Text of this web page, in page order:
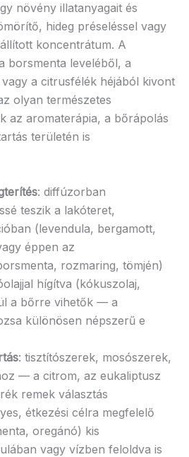
növény illatanyagait és
hideg préseléssel vagy
koncentrátum. A
borsmenta leveléből, a
a citrusfélék héjából kivont
olyan természetes
az aromaterápia, a bőrápolás
területén is
: diffúzorban
teszik a lakóteret,
(levendula, bergamott,
éppen az
rozmaring, tömjén)
hígítva (kókuszolaj,
a bőrre vihetők — a
különösen népszerű e
: tisztítószerek, mosószerek,
— a citrom, az eukaliptusz
remek választás
étkezési célra megfelelő
oregánó) kis
vagy vízben feloldva is